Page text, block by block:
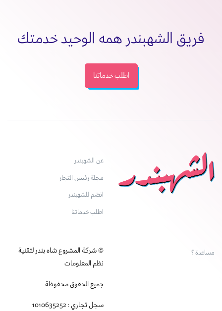
فريق الشهبندر همه الوحيد خدمتك
اطلب خدماتنا
عن الشهبندر
مجلة رئيس التجار
انضم للشهبندر
اطلب خدماتنا
مساعدة ؟
© شركة المشروع شاه بندر لتقنية
نظم المعلومات
جميع الحقوق محفوظة
سجل تجاري : 1010635252